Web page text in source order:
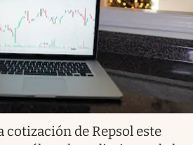
cotización de Repsol este